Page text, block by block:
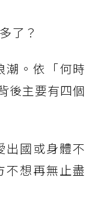
了？
潮。依「何時
後主要有四個
出國或身體不
不想再無止盡